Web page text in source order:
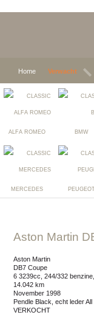
Home Verwacht
ALFA ROMEO BMW
MERCEDES
Aston Martin
Aston Martin
DB7 Coupe
6 3239cc, 244/332
14.042 km
november 1998
Pendle Black, echt leder
VERKOCHT